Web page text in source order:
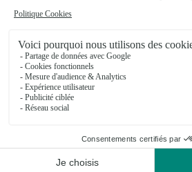
★★ ★★★ 4.6 (60)
45, avenue de l' angoumois
Voir la boutique
Ils ont fait livrer des